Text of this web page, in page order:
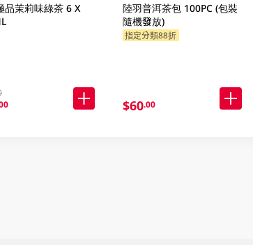
品茉莉味綠茶 6 X
陸羽普洱茶包 100PC (包裝
隨機發放)
指定分類88折
$60.00